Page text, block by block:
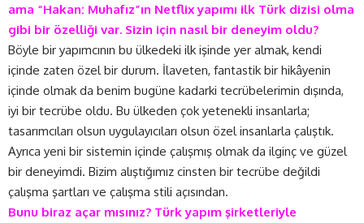
ama “Hakan: Muhafız”ın Netflix yapımı ilk Türk dizisi olma
gibi bir özelliği var. Sizin için nasıl bir deneyim oldu?
Böyle bir yapımcının bu ülkedeki ilk işinde yer almak, kendi
içinde zaten özel bir durum. İlaveten, fantastik bir hikâyenin
içinde olmak da benim bugüne kadarki tecrübelerimin dışında,
iyi bir tecrübe oldu. Bu ülkeden çok yetenekli insanlarla;
tasarımcıları olsun uygulayıcıları olsun özel insanlarla çalıştık.
Ayrıca yeni bir sistemin içinde çalışmış olmak da ilginç ve güzel
bir deneyimdi. Bizim alıştığımız cinsten bir tecrübe değildi
çalışma şartları ve çalışma stili açısından.
Bunu biraz açar mısınız? Türk yapım şirketleriyle